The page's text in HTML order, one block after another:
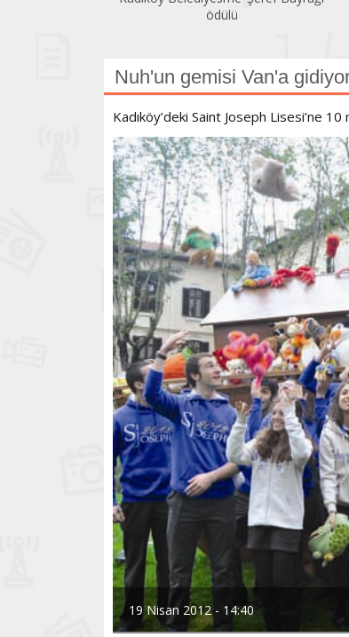
ödülü
Nuh'un gemisi Van'a
Kadıköy’deki Saint Joseph Lisesi’ne
19 Nisan 2012 - 14:40